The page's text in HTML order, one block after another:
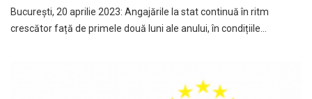
București, 20 aprilie 2023: Angajările la stat continuă în ritm
crescător față de primele două luni ale anului, în condițiile…